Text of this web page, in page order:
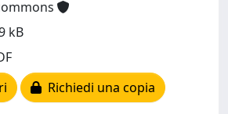
kB
Richiedi una copia